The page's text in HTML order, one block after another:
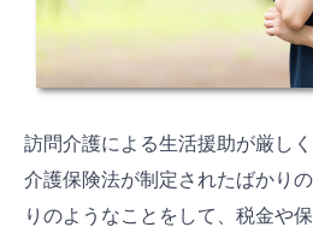
訪問介護による生活援助が厳し
介護保険法が制定されたばかり
りのようなことをして、税金や